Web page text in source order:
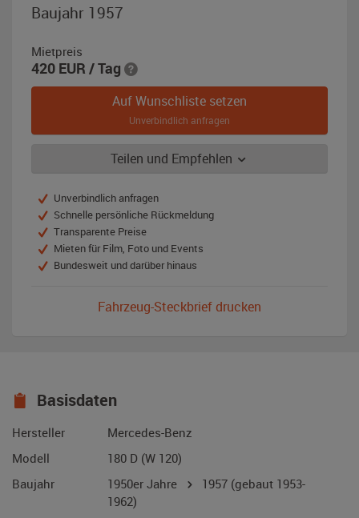
beige
Baujahr 1957
Mietpreis
420 EUR / Tag
Auf Wunschliste setzen
Unverbindlich anfragen
Teilen und Empfehlen
Unverbindlich anfragen
Schnelle persönliche Rückmeldung
Transparente Preise
Mieten für Film, Foto und Events
Bundesweit und darüber hinaus
Fahrzeug-Steckbrief drucken
Basisdaten
Hersteller
Mercedes-Benz
Modell
180 D (W 120)
Baujahr
1950er Jahre 1957 (gebaut 1953-
1962)